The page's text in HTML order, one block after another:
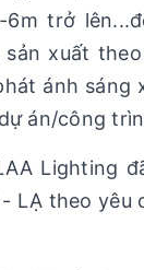
trở
xuất
ánh sáng
án/công
Lighting
LẠ theo yêu